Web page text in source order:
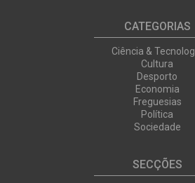
CATEGORIAS
Ciência &
Cultura
Desporto
Economia
Freguesias
Política
Sociedade
SECÇÕES